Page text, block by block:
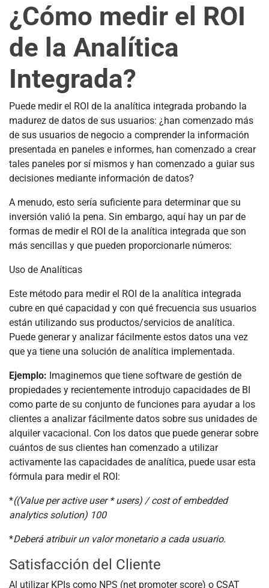
¿Cómo medir el ROI
de la Analítica
Integrada?
Puede medir el ROI de la analítica integrada probando la
madurez de datos de sus usuarios: ¿han comenzado más
de sus usuarios de negocio a comprender la información
presentada en paneles e informes, han comenzado a crear
tales paneles por sí mismos y han comenzado a guiar sus
decisiones mediante información de datos?
A menudo, esto sería suficiente para determinar que su
inversión valió la pena. Sin embargo, aquí hay un par de
formas de medir el ROI de la analítica integrada que son
más sencillas y que pueden proporcionarle números:
Uso de Analíticas
Este método para medir el ROI de la analítica integrada
cubre en qué capacidad y con qué frecuencia sus usuarios
están utilizando sus productos/servicios de analítica.
Puede generar y analizar fácilmente estos datos una vez
que ya tiene una solución de analítica implementada.
Ejemplo: Imaginemos que tiene software de gestión de
propiedades y recientemente introdujo capacidades de BI
como parte de su conjunto de funciones para ayudar a los
clientes a analizar fácilmente datos sobre sus unidades de
alquiler vacacional. Con los datos que puede generar sobre
cuántos de sus clientes han comenzado a utilizar
activamente las capacidades de analítica, puede usar esta
fórmula para medir el ROI:
*((Value per active user * users) / cost of embedded
analytics solution) 100
*Deberá atribuir un valor monetario a cada usuario.
Satisfacción del Cliente
Al utilizar KPIs como NPS (net promoter score) o CSAT